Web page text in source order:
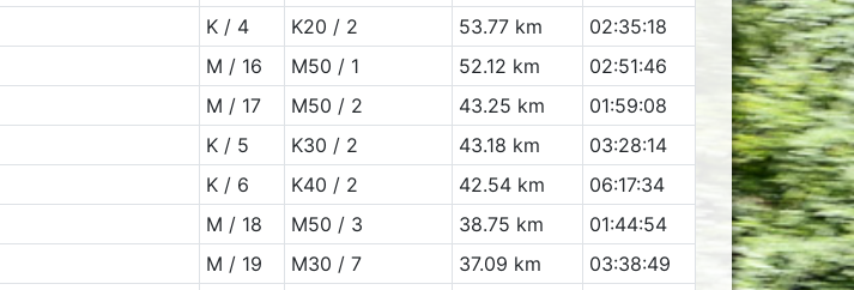
K / 4 K20 / 2 53.77 km
02:35:18
M / 16 M50 / 1 52.12 km
02:51:46
M / 17 M50 / 2 43.25 km
01:59:08
K / 5 K30 / 2 43.18 km
03:28:14
K / 6 K40 / 2 42.54 km
06:17:34
M / 18 M50 / 3 38.75 km
01:44:54
M / 19 M30 / 7 37.09 km
03:38:49